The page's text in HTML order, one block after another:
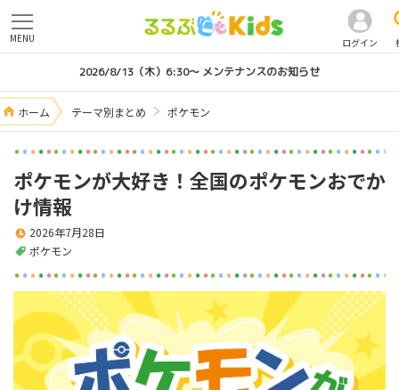
ログイン
MENU
2026/8/13（木）6:30～ メンテナンスのお知らせ
ホーム テーマ別まとめ ポケモン
ポケモンが大好き！全国のポケモンおでか
け情報
ポケモン
2026年7月28日